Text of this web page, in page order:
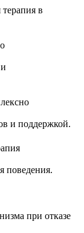
в
и поддержкой.
поведения.
при отказе